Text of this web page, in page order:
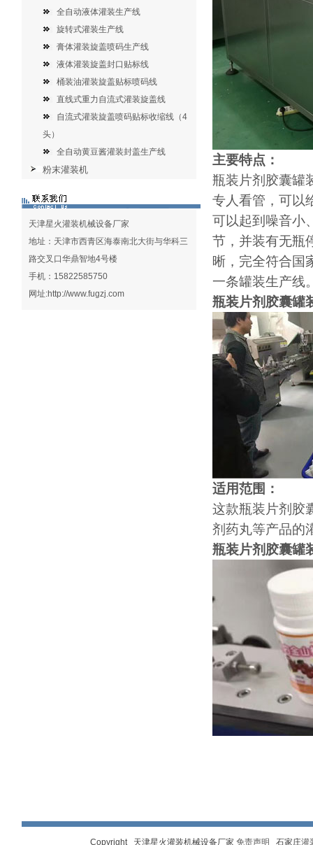
全自动液体灌装生产线
旋转式灌装生产线
膏体灌装旋盖喷码生产线
液体灌装旋盖封口贴标线
桶装油灌装旋盖贴标喷码线
直线式重力自流式灌装旋盖线
自流式灌装旋盖喷码贴标收缩线（4
头）
全自动黄豆酱灌装封盖生产线
粉末灌装机
天津星火灌装机械设备厂家
地址：天津市西青区海泰南北大街与华科三
路交叉口华鼎智地4号楼
手机：15822585750
网址:http://www.fugzj.com
主要特点：
瓶装片剂胶囊罐
专人看管，可以
可以起到噪音小
节，并装有无瓶
晰，完全符合国
一条罐装生产线
瓶装片剂胶囊罐
适用范围：
这款瓶装片剂胶
剂药丸等产品的
瓶装片剂胶囊罐
Copyright 天津星火灌装机械设备厂家 免责声明 石家庄灌